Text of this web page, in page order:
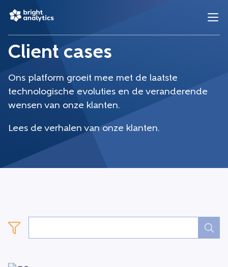
Client cases
Ons platform groeit mee met de laatste
technologische evoluties en de veranderende
wensen van onze klanten.
Lees de verhalen van onze klanten.